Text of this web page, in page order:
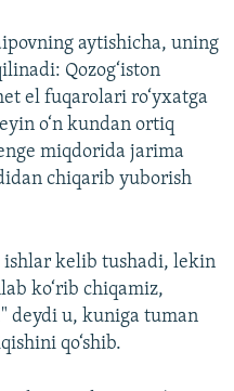
aytishicha, uning
Qozog‘iston
el fuqarolari ro‘yxatga
o‘n kundan ortiq
miqdorida jarima
chiqarib yuborish
ishlar kelib tushadi, lekin
ko‘rib chiqamiz,
deydi u, kuniga tuman
qo‘shib.